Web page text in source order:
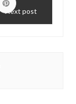
Next post